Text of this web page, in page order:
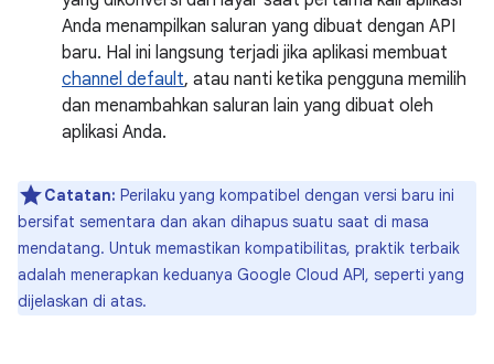
Anda menampilkan saluran yang dibuat dengan API
baru. Hal ini langsung terjadi jika aplikasi membuat
channel default, atau nanti ketika pengguna memilih
dan menambahkan saluran lain yang dibuat oleh
aplikasi Anda.
Catatan: Perilaku yang kompatibel dengan versi baru ini
bersifat sementara dan akan dihapus suatu saat di masa
mendatang. Untuk memastikan kompatibilitas, praktik terbaik
adalah menerapkan keduanya Google Cloud API, seperti yang
dijelaskan di atas.